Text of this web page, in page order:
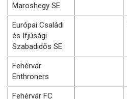
Maroshegy SE
Európai Családi
és Ifjúsági
Szabadidős SE
Fehérvár
Enthroners
Fehérvár FC